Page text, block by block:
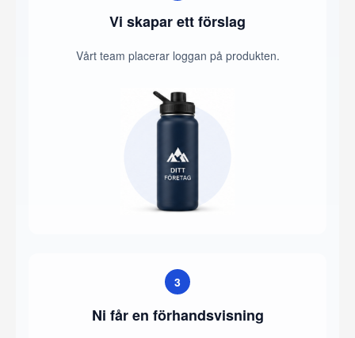
Vi skapar ett förslag
Vårt team placerar loggan på produkten.
3
Ni får en förhandsvisning